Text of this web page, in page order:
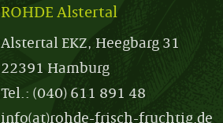
ROHDE Alstertal
Alstertal EKZ, Heegbarg 31
22391 Hamburg
Tel.: (040) 611 891 48
info(at)rohde-frisch-fruchtig.de